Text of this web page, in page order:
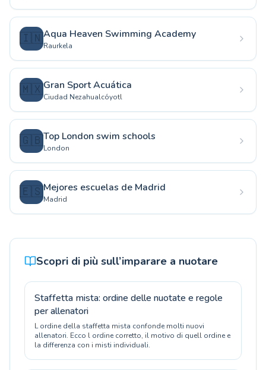
🇮🇳Aqua Heaven Swimming Academy
Raurkela
🇲🇽Gran Sport Acuática
Ciudad Nezahualcóyotl
🇬🇧Top London swim schools
London
🇪🇸Mejores escuelas de Madrid
Madrid
Scopri di più sull’imparare a nuotare
Staffetta mista: ordine delle nuotate e regole
per allenatori
L ordine della staffetta mista confonde molti nuovi
allenatori. Ecco l ordine corretto, il motivo di quell ordine e
la differenza con i misti individuali.